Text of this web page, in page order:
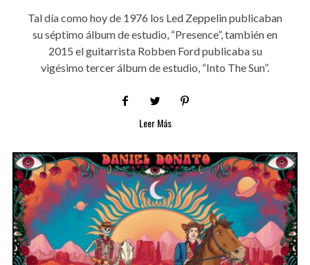
Tal día como hoy de 1976 los Led Zeppelin publicaban
su séptimo álbum de estudio, “Presence”, también en
2015 el guitarrista Robben Ford publicaba su
vigésimo tercer álbum de estudio, “Into The Sun”.
Leer Más